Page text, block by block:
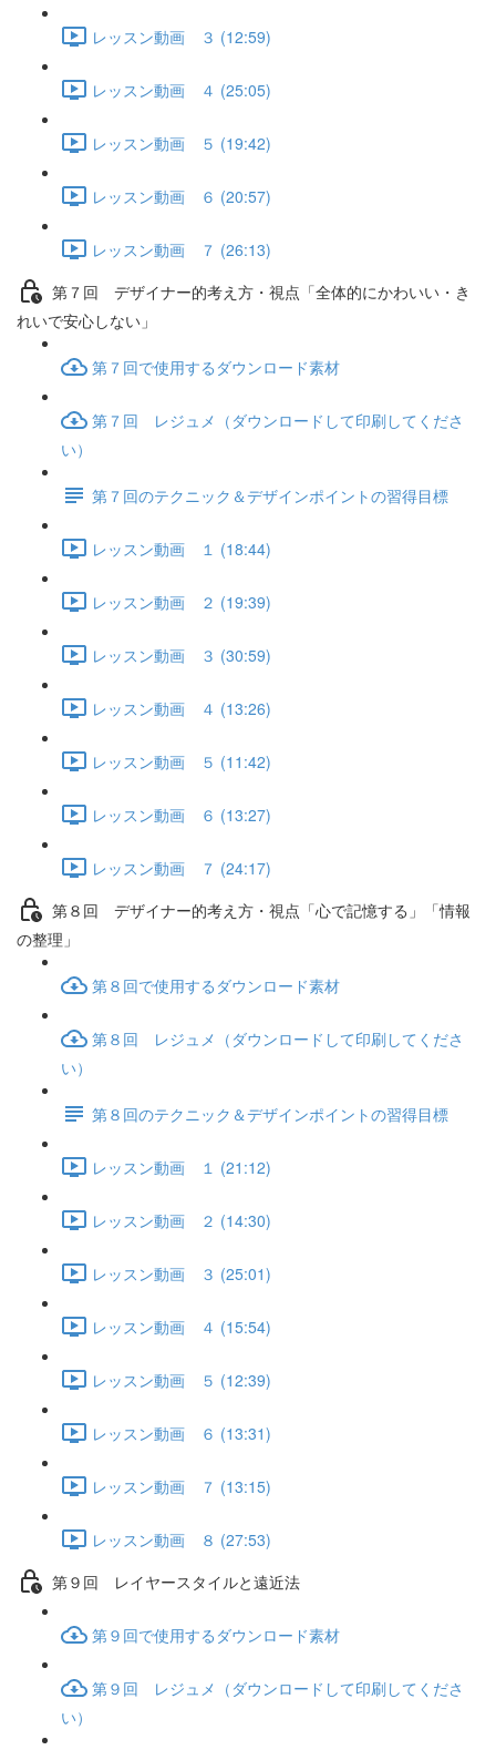
レッスン動画 ３ (12:59)
レッスン動画 ４ (25:05)
レッスン動画 ５ (19:42)
レッスン動画 ６ (20:57)
レッスン動画 ７ (26:13)
第７回 デザイナー的考え方・視点「全体的にかわいい・き
れいで安心しない」
第７回で使用するダウンロード素材
第７回 レジュメ（ダウンロードして印刷してくださ
い）
第７回のテクニック＆デザインポイントの習得目標
レッスン動画 １ (18:44)
レッスン動画 ２ (19:39)
レッスン動画 ３ (30:59)
レッスン動画 ４ (13:26)
レッスン動画 ５ (11:42)
レッスン動画 ６ (13:27)
レッスン動画 ７ (24:17)
第８回 デザイナー的考え方・視点「心で記憶する」「情報
の整理」
第８回で使用するダウンロード素材
第８回 レジュメ（ダウンロードして印刷してくださ
い）
第８回のテクニック＆デザインポイントの習得目標
レッスン動画 １ (21:12)
レッスン動画 ２ (14:30)
レッスン動画 ３ (25:01)
レッスン動画 ４ (15:54)
レッスン動画 ５ (12:39)
レッスン動画 ６ (13:31)
レッスン動画 ７ (13:15)
レッスン動画 ８ (27:53)
第９回 レイヤースタイルと遠近法
第９回で使用するダウンロード素材
第９回 レジュメ（ダウンロードして印刷してくださ
い）